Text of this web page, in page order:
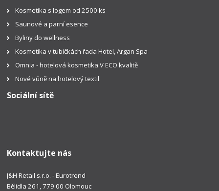
Kosmetika s logem od 2500 ks
Saunové a parní esence
Byliny do wellness
Kosmetika v tubičkách řada Hotel, Argan Spa
Omnia - hotelová kosmetika V ECO kvalitě
Nové vůně na hotelový textil
Sociální sítě
Kontaktujte nás
J&H Retail s.r.o. - Eurotrend
Bělidla 261, 779 00 Olomouc